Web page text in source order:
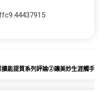
能提質系列評論②讓美妙生涯觸手可